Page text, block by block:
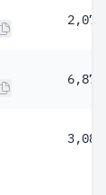
2,07
6,87
3,08